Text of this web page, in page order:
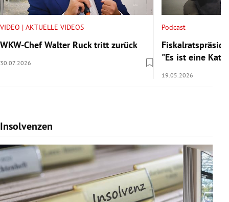
VIDEO | AKTUELLE VIDEOS
WKW-Chef Walter Ruck tritt zurück
30.07.2026
Podcast
"Es ist eine
19.05.2026
Insolvenzen
Slide 1 von 7